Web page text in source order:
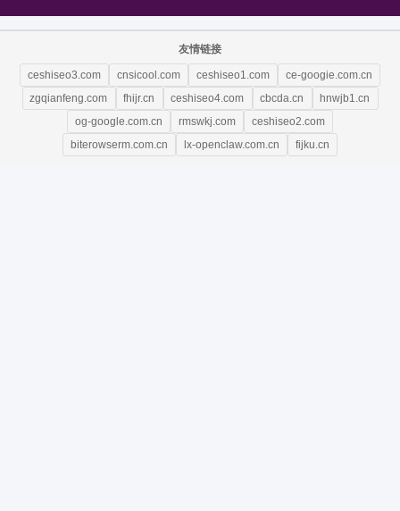
友情链接
ceshiseo3.com cnsicool.com ceshiseo1.com
ce-googie.com.cn
zgqianfeng.com
fhijr.cn ceshiseo4.com cbcda.cn
hnwjb1.cn
og-google.com.cn
rmswkj.com
ceshiseo2.com
biterowserm.com.cn
lx-openclaw.com.cn fijku.cn